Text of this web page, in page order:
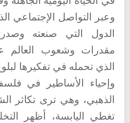
وعبر التواصل الإجتماعي
الدول التي صنعته
مقدرات وشعوب العالم
الذي تحمله في تفكيرها
وإحياء الأساطير في
الذهبي، وهي ترى تكاثر
تغطي اليابسة، أظهر